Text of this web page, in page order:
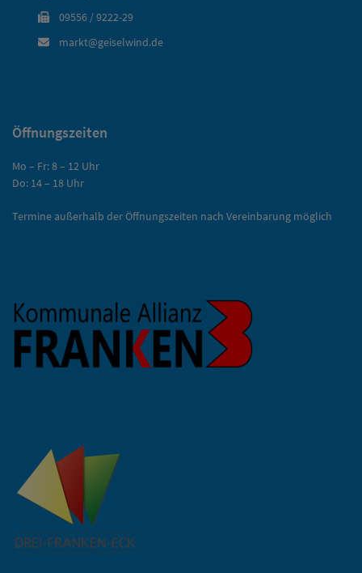
09556 / 9222-29
markt@geiselwind.de
Öffnungszeiten
Mo – Fr: 8 – 12 Uhr
Do: 14 – 18 Uhr
Termine außerhalb der Öffnungszeiten nach Vereinbarung möglich